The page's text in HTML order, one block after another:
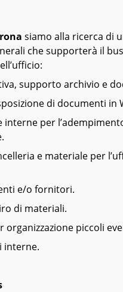
siamo alla ricerca di
che supporterà il
supporto archivio e
di documenti in
per
e materiale per
e/o fornitori.
di materiali.
organizzazione piccoli
interne.